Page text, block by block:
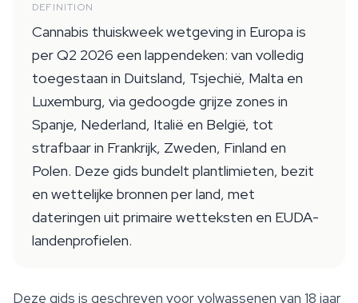
DEFINITION
Cannabis thuiskweek wetgeving in Europa is
per Q2 2026 een lappendeken: van volledig
toegestaan in Duitsland, Tsjechië, Malta en
Luxemburg, via gedoogde grijze zones in
Spanje, Nederland, Italië en België, tot
strafbaar in Frankrijk, Zweden, Finland en
Polen. Deze gids bundelt plantlimieten, bezit
en wettelijke bronnen per land, met
dateringen uit primaire wetteksten en EUDA-
landenprofielen.
Deze gids is geschreven voor volwassenen van 18 jaar